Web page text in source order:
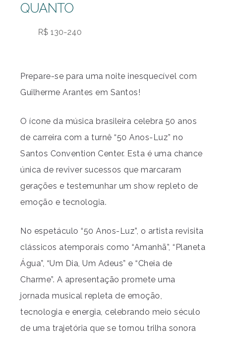
QUANTO
R$ 130-240
Prepare-se para uma noite inesquecível com
Guilherme Arantes em Santos!
O ícone da música brasileira celebra 50 anos
de carreira com a turnê “50 Anos-Luz” no
Santos Convention Center. Esta é uma chance
única de reviver sucessos que marcaram
gerações e testemunhar um show repleto de
emoção e tecnologia.
No espetáculo “50 Anos-Luz”, o artista revisita
clássicos atemporais como “Amanhã”, “Planeta
Água”, “Um Dia, Um Adeus” e “Cheia de
Charme”. A apresentação promete uma
jornada musical repleta de emoção,
tecnologia e energia, celebrando meio século
de uma trajetória que se tornou trilha sonora